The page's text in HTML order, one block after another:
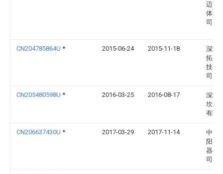
迈得
体有
司
CN204785864U * 2015-06-24 2015-11-18
深圳
拓光
技有
司
CN205480598U * 2016-03-25 2016-08-17
深圳
坎普
有限
CN206637430U * 2017-03-29 2017-11-14
中山
阳照
器有
司